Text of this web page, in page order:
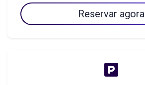
Reservar agora